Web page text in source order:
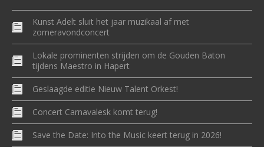
Kunst Adelt sluit het jaar muzikaal af met
zomeravondconcert
Lokale prominenten strijden om de Gouden Baton
tijdens Maestro in Hapert
Geslaagde editie Nieuw Talent Orkest!
Concert Carnavalesk komt terug!
Save the Date: Into the Music keert terug in 2026!